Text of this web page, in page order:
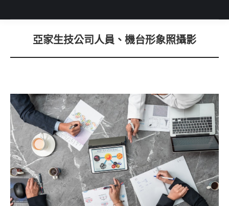
You are here:
亞家生技公司人員、機台形象照攝影